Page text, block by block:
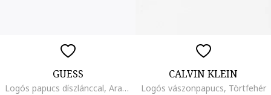
GUESS
Logós papucs díszlánccal, Aranyszín/Világosbarna
CALVIN KLEIN
Logós vászonpapucs, Törtfehér